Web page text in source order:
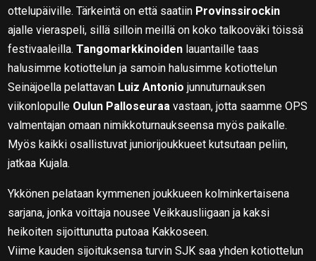
ottelupäiville. Tärkeintä on että saatiin Provinssirockin
ajalle vieraspeli, sillä silloin meillä on koko talkooväki töissä
festivaaleilla.Tangomarkkinoiden lauantaille taas
halusimme kotiottelun ja samoin halusimme kotiottelun
Seinäjoella pelattavan Luiz Antonio junnuturnauksen
viikonlopulle Oulun Palloseuraa vastaan, jotta saamme OPS
valmentajan omaan nimikkoturnaukseensa myös paikalle.
Myös kaikki osallistuvat juniorijoukkueet kutsutaan peliin,
jatkaa Kujala.
Ykkönen pelataan kymmenen joukkueen kolminkertaisena
sarjana, jonka voittaja nousee Veikkausliigaan ja kaksi
heikoiten sijoittunutta putoaa Kakkoseen.
Viime kauden sijoituksensa turvin SJK saa yhden kotiottelun